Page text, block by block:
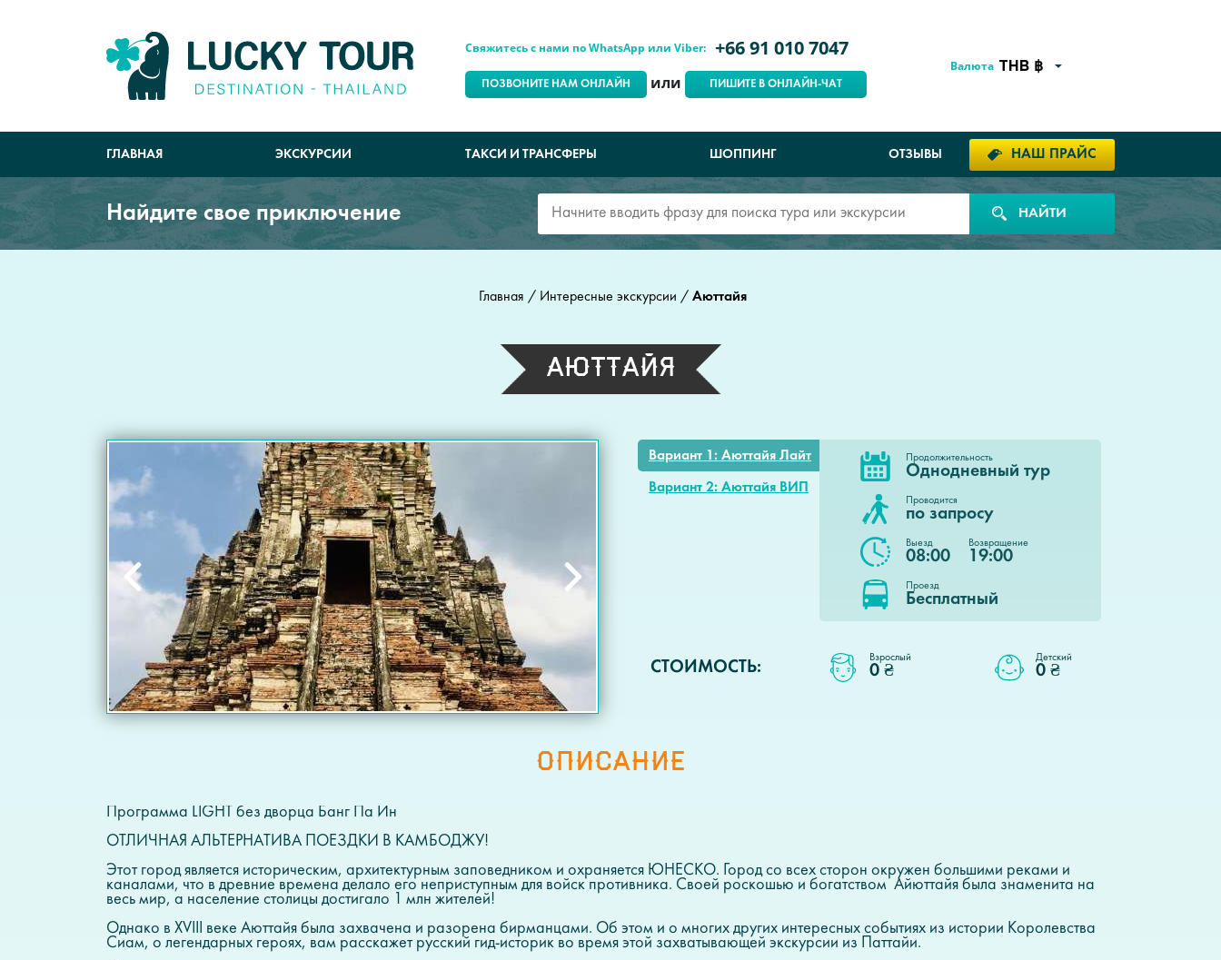
Свяжитесь с нами по WhatsApp или Viber: +66 91 010 7047
ПОЗВОНИТЕ НАМ ОНЛАЙН или ПИШИТЕ В ОНЛАЙН-ЧАТ
Валюта
ГЛАВНАЯ ЭКСКУРСИИ ТАКСИ И ТРАНСФЕРЫ ШОППИНГ ОТЗЫВЫ НАШ ПРАЙС
Найдите свое приключение НАЙТИ
Главная / Интересные экскурсии / Аюттайя
Аюттайя
Вариант 1: Аюттайя Лайт
Вариант 2: Аюттайя ВИП
Продолжительность
Однодневный тур
Проводится
по запросу
Выезд
08:00
Возвращение
19:00
Проезд
Бесплатный
Однодневный тур
СТОИМОСТЬ:
Взрослый
0 ₴
Детский
0 ₴
ОПИСАНИЕ
Программа LIGHT без дворца Банг Па Ин
ОТЛИЧНАЯ АЛЬТЕРНАТИВА ПОЕЗДКИ В КАМБОДЖУ!
Этот город является историческим, архитектурным заповедником и охраняется ЮНЕСКО. Город со всех сторон окружен большими реками и
каналами, что в древние времена делало его неприступным для войск противника. Своей роскошью и богатством Айюттайя была знаменита на
весь мир, а население столицы достигало 1 млн жителей!
Однако в XVIII веке Аюттайя была захвачена и разорена бирманцами. Об этом и о многих других интересных событиях из истории Королевства
Сиам, о легендарных героях, вам расскажет русский гид-историк во время этой захватывающей экскурсии из Паттайи.